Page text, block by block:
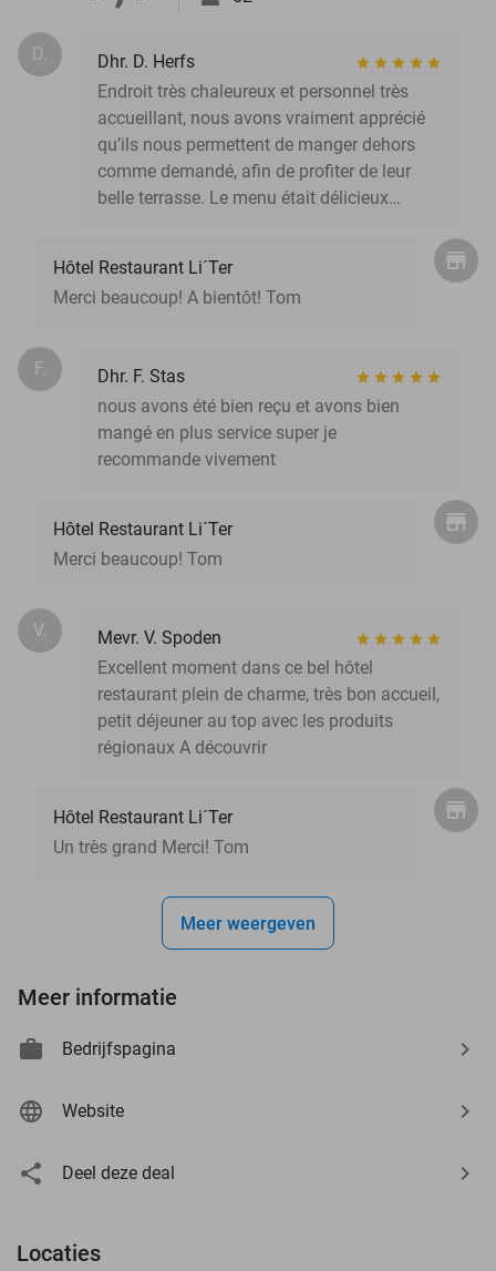
D.
Dhr. D. Herfs
Endroit très chaleureux et personnel très
accueillant, nous avons vraiment apprécié
qu’ils nous permettent de manger dehors
comme demandé, afin de profiter de leur
belle terrasse. Le menu était délicieux…
Hôtel Restaurant Li´Ter
Merci beaucoup! A bientôt! Tom
F.
Dhr. F. Stas
nous avons été bien reçu et avons bien
mangé en plus service super je
recommande vivement
Hôtel Restaurant Li´Ter
Merci beaucoup! Tom
V.
Mevr. V. Spoden
Excellent moment dans ce bel hôtel
restaurant plein de charme, très bon accueil,
petit déjeuner au top avec les produits
régionaux A découvrir
Hôtel Restaurant Li´Ter
Un très grand Merci! Tom
Meer weergeven
Meer informatie
Bedrijfspagina
Website
Deel deze deal
Locaties